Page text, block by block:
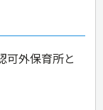
可外保育所と